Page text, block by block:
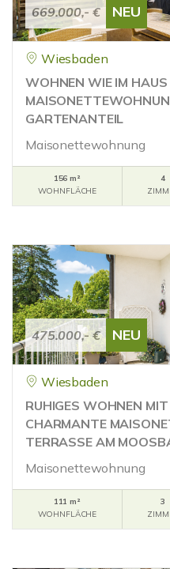
669.000,- € NEU
Wiesbaden
WOHNEN WIE IM HAUS
GARTENANTEIL
Maisonettewohnung
156 m²
WOHNFLÄCHE
4
475.000,- € NEU
Wiesbaden
RUHIGES WOHNEN
CHARMANTE
TERRASSE AM
Maisonettewohnung
111 m²
WOHNFLÄCHE
3